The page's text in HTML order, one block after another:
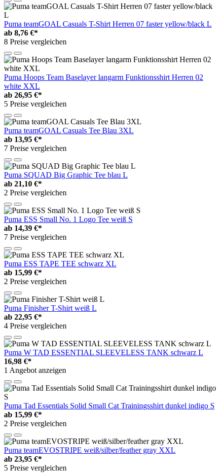
Puma teamGOAL Casuals T-Shirt Herren 07 faster yellow/black L
ab 8,76 €*
8 Preise vergleichen
Puma Hoops Team Baselayer langarm Funktionsshirt Herren 02
white XXL
ab 26,95 €*
5 Preise vergleichen
Puma teamGOAL Casuals Tee Blau 3XL
ab 13,95 €*
7 Preise vergleichen
Puma SQUAD Big Graphic Tee blau L
ab 21,10 €*
2 Preise vergleichen
Puma ESS Small No. 1 Logo Tee weiß S
ab 14,39 €*
7 Preise vergleichen
Puma ESS TAPE TEE schwarz XL
ab 15,99 €*
2 Preise vergleichen
Puma Finisher T-Shirt weiß L
ab 22,95 €*
4 Preise vergleichen
Puma W TAD ESSENTIAL SLEEVELESS TANK schwarz L
16,98 €*
1 Angebot anzeigen
Puma Tad Essentials Solid Small Cat Trainingsshirt dunkel indigo S
ab 15,99 €*
2 Preise vergleichen
Puma teamEVOSTRIPE weiß/silber/feather gray XXL
ab 23,95 €*
5 Preise vergleichen